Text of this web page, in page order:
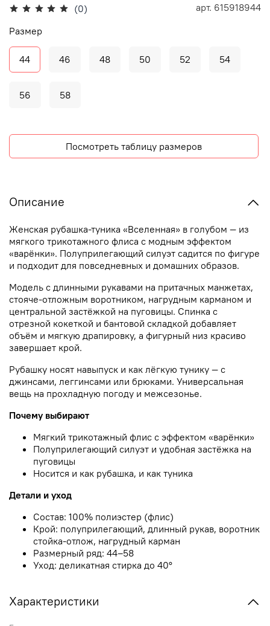
(0) арт. 615918944
Размер
44 46 48 50 52 54
56 58
Посмотреть таблицу размеров
Описание
Женская рубашка-туника «Вселенная» в голубом — из
мягкого трикотажного флиса с модным эффектом
«варёнки». Полуприлегающий силуэт садится по фигуре
и подходит для повседневных и домашних образов.
Модель с длинными рукавами на притачных манжетах,
стояче-отложным воротником, нагрудным карманом и
центральной застёжкой на пуговицы. Спинка с
отрезной кокеткой и бантовой складкой добавляет
объём и мягкую драпировку, а фигурный низ красиво
завершает крой.
Рубашку носят навыпуск и как лёгкую тунику — с
джинсами, леггинсами или брюками. Универсальная
вещь на прохладную погоду и межсезонье.
Почему выбирают
Мягкий трикотажный флис с эффектом «варёнки»
Полуприлегающий силуэт и удобная застёжка на
пуговицы
Носится и как рубашка, и как туника
Детали и уход
Состав: 100% полиэстер (флис)
Крой: полуприлегающий, длинный рукав, воротник
стойка-отлож, нагрудный карман
Размерный ряд: 44–58
Уход: деликатная стирка до 40°
Характеристики